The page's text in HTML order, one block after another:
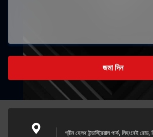
জমা দিন
গ্রীন হেলথ ইন্ডাস্ট্রিয়াল পার্ক, লিহংবেই